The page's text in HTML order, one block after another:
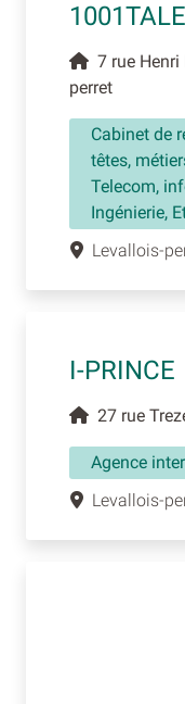
7 rue
perret
Cabinet de
têtes,
Telecom,
Ingénierie,
Levallois-
I-PRINCE
27 rue
Agence
Levallois-